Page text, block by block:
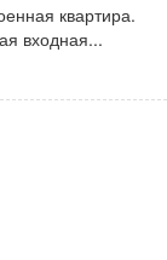
квартира.
входная...